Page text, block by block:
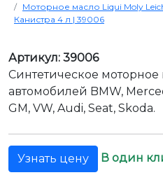
Моторное масло Liqui Moly
Канистра 4 л | 39006
Артикул: 39006
Синтетическое моторное
автомобилей BMW,
GM, VW, Audi, Seat, Skoda.
Узнать цену В один